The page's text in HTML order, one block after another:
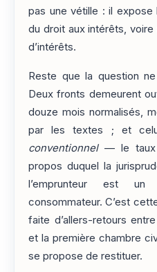
pas une vétille : il
du droit aux intérêts, voire
d’intérêts.
Reste que la question
Deux fronts demeurent
douze mois normalisés,
par les textes ; et
conventionnel— le taux
propos duquel la
l’emprunteur est
consommateur. C’est
faite d’allers-retours
et la première chambre
se propose de restituer.